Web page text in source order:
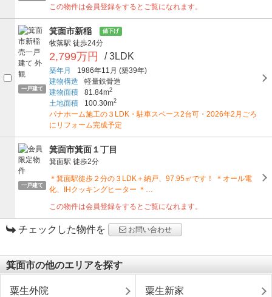
この物件は会員登録をするとご覧になれます。
一戸建て
箕面市新稲 値下げ
牧落駅 徒歩24分
2,799万円 / 3LDK
築年月 1986年11月 (築39年)
建物構造
軽量鉄骨造
建物面積
81.84m2
土地面積 100.30m2
パナホーム施工の３LDK・駐車スペース2台可・2026年2月ごろ
にリフォーム完成予定
一戸建て
箕面市箕面１丁目
箕面駅 徒歩2分
＊箕面駅徒歩２分の３LDK＋納戸、97.95㎡です！ ＊オール電
化、IHクッキングヒーター ＊…
この物件は会員登録をするとご覧になれます。
チェックした物件を お問い合わせ
箕面市の他のエリアを探す
粟生外院 粟生新家